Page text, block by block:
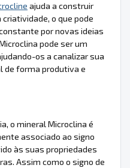
ajuda a construir
o que pode
por novas ideias
pode ser um
os a canalizar sua
de forma produtiva e
o mineral Microclina é
associado ao signo
às suas propriedades
Assim como o signo de